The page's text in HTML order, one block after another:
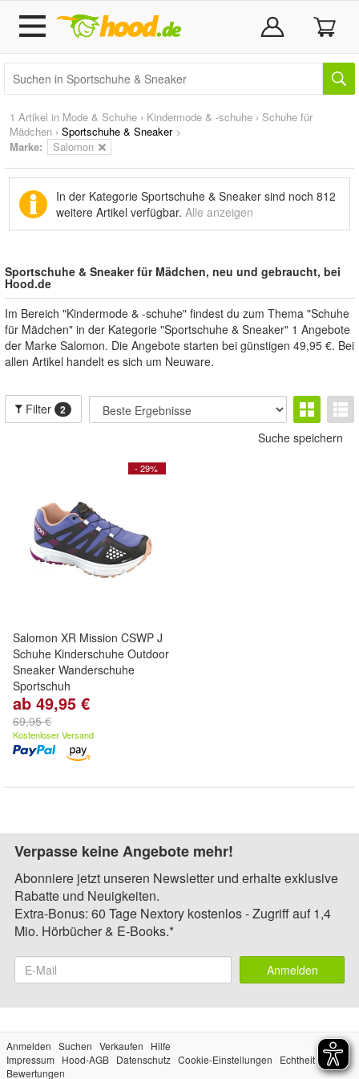
1 Artikel in Mode & Schuhe › Kindermode & -schuhe › Schuhe für
Mädchen › Sportschuhe & Sneaker>
Marke: Salomon
In der Kategorie Sportschuhe & Sneaker sind noch 812
weitere Artikel verfügbar. Alle anzeigen
Sportschuhe & Sneaker für Mädchen, neu und gebraucht, bei
Hood.de
Im Bereich "Kindermode & -schuhe" findest du zum Thema "Schuhe
für Mädchen" in der Kategorie "Sportschuhe & Sneaker" 1 Angebote
der Marke Salomon. Die Angebote starten bei günstigen 49,95 €. Bei
allen Artikel handelt es sich um Neuware.
Filter 2
Suche speichern
- 29%
Salomon XR Mission CSWP J
Schuhe Kinderschuhe Outdoor
Sneaker Wanderschuhe
Sportschuh
ab 49,95 €
69,95 €
Kostenloser Versand
Verpasse keine Angebote mehr!
Abonniere jetzt unseren Newsletter und erhalte exklusive
Rabatte und Neuigkeiten.
Extra-Bonus: 60 Tage Nextory kostenlos - Zugriff auf 1,4
Mio. Hörbücher & E-Books.*
Anmelden
Anmelden Suchen Verkaufen
Hilfe
Impressum
Hood-AGB Datenschutz Cookie-Einstellungen
Echtheit der
Bewertungen